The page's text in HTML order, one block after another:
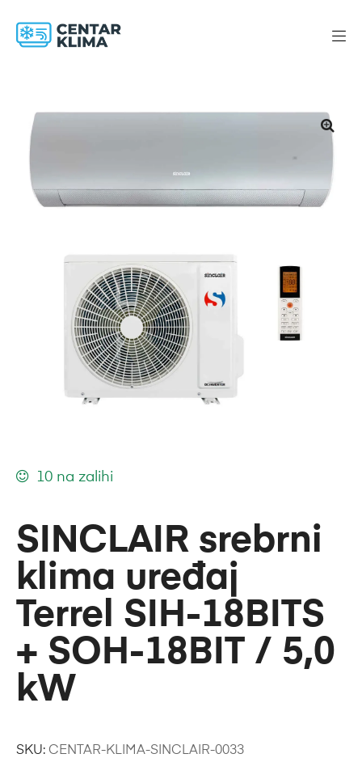
SINCLAIR srebrni
klima uređaj
Terrel SIH-18BITS
+ SOH-18BIT / 5,0
kW
10 na zalihi
SKU: CENTAR-KLIMA-SINCLAIR-0033